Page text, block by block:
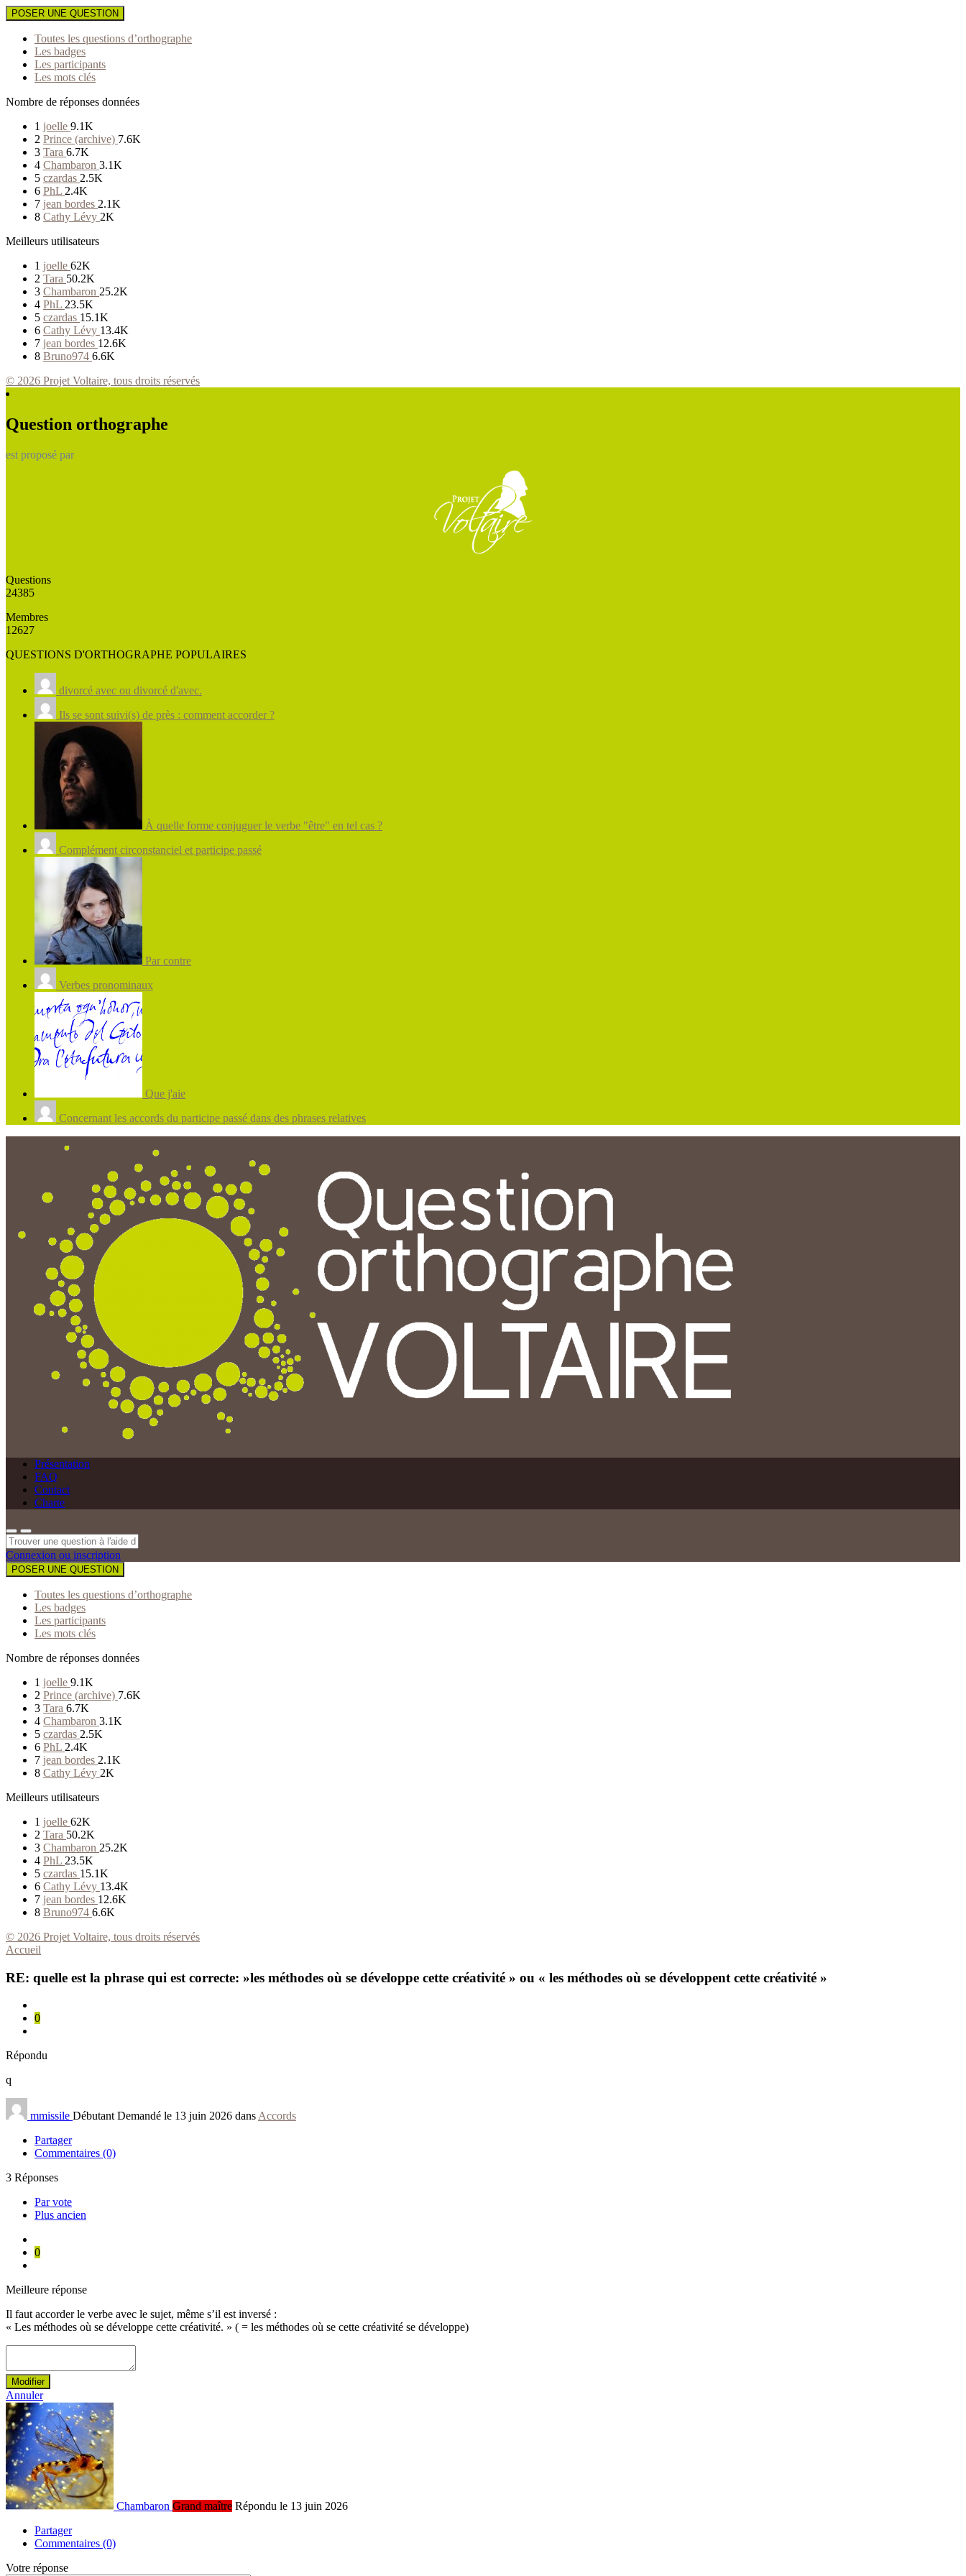
POSER UNE QUESTION
Toutes les questions d’orthographe
Les badges
Les participants
Les mots clés
Nombre de réponses données
1 joelle 9.1K
2 Prince (archive) 7.6K
3 Tara 6.7K
4 Chambaron 3.1K
5 czardas 2.5K
6 PhL 2.4K
7 jean bordes 2.1K
8 Cathy Lévy 2K
Meilleurs utilisateurs
1 joelle 62K
2 Tara 50.2K
3 Chambaron 25.2K
4 PhL 23.5K
5 czardas 15.1K
6 Cathy Lévy 13.4K
7 jean bordes 12.6K
8 Bruno974 6.6K
© 2026 Projet Voltaire, tous droits réservés
Question orthographe
est proposé par
Questions
24385
Membres
12627
QUESTIONS D'ORTHOGRAPHE POPULAIRES
divorcé avec ou divorcé d'avec.
Ils se sont suivi(s) de près : comment accorder ?
À quelle forme conjuguer le verbe "être" en tel cas ?
Complément circonstanciel et participe passé
Par contre
Verbes pronominaux
Que j'aie
Concernant les accords du participe passé dans des phrases relatives
Présentation
FAQ
Contact
Charte
Connexion ou inscription
POSER UNE QUESTION
Toutes les questions d’orthographe
Les badges
Les participants
Les mots clés
Nombre de réponses données
1 joelle 9.1K
2 Prince (archive) 7.6K
3 Tara 6.7K
4 Chambaron 3.1K
5 czardas 2.5K
6 PhL 2.4K
7 jean bordes 2.1K
8 Cathy Lévy 2K
Meilleurs utilisateurs
1 joelle 62K
2 Tara 50.2K
3 Chambaron 25.2K
4 PhL 23.5K
5 czardas 15.1K
6 Cathy Lévy 13.4K
7 jean bordes 12.6K
8 Bruno974 6.6K
© 2026 Projet Voltaire, tous droits réservés
Accueil
RE: quelle est la phrase qui est correcte: »les méthodes où se développe cette créativité » ou « les méthodes où se développent cette créativité »
0
Répondu
q
mmissile Débutant Demandé le 13 juin 2026 dans Accords
Partager
Commentaires (0)
3 Réponses
Par vote
Plus ancien
0
Meilleure réponse
Il faut accorder le verbe avec le sujet, même s’il est inversé :
« Les méthodes où se développe cette créativité. » ( = les méthodes où se cette créativité se développe)
Modifier
Annuler
Chambaron Grand maître Répondu le 13 juin 2026
Partager
Commentaires (0)
Votre réponse